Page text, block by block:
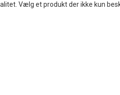
Vælg et produkt der ikke kun